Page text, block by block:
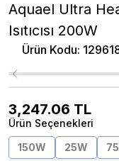
Aquael Ultra
Isıtıcısı 200W
Ürün Kodu:
3,247.06 TL
Ürün Seçenekleri
150W
25W